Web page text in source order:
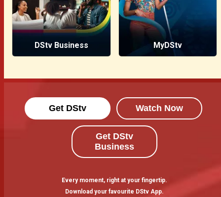
DStv Business MyDStv
Get DStv Watch Now
Get DStv
Business
Every moment, right at your fingertip.
Download your favourite DStv App.